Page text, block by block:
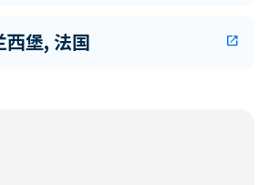
西堡, 法国 open_in_new